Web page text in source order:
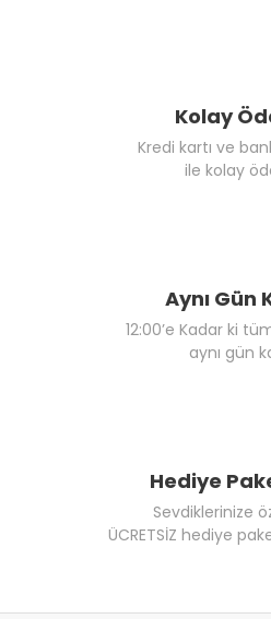
Kolay
Kredi kartı ve
ile kolay
Aynı Gün
12:00’e Kadar ki
aynı gün
Hediye
Sevdiklerinize
ÜCRETSİZ hediye